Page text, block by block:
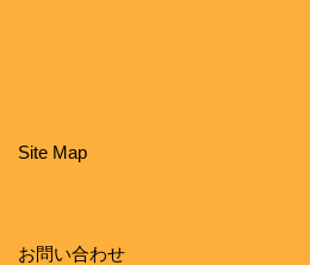
Site Map
お問い合わせ